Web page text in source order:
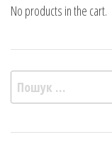
No products in the cart.
Пошук: